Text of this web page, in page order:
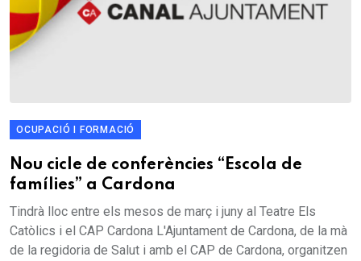
OCUPACIÓ I FORMACIÓ
Nou cicle de conferències “Escola de
famílies” a Cardona
Tindrà lloc entre els mesos de març i juny al Teatre Els
Catòlics i el CAP Cardona L'Ajuntament de Cardona, de la mà
de la regidoria de Salut i amb el CAP de Cardona, organitzen